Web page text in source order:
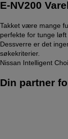
E-NV200
Takket være mange
perfekte for tunge
Dessverre er det
søkekriterier.
Nissan Intelligent
Din partner